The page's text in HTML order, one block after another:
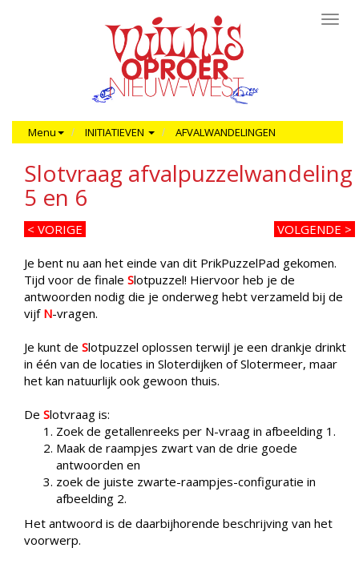
Menu INITIATIEVEN AFVALWANDELINGEN
Slotvraag afvalpuzzelwandeling
5 en 6
< VORIGE VOLGENDE >
Je bent nu aan het einde van dit PrikPuzzelPad gekomen.
Tijd voor de finale Slotpuzzel! Hiervoor heb je de
antwoorden nodig die je onderweg hebt verzameld bij de
vijf N-vragen.
Je kunt de Slotpuzzel oplossen terwijl je een drankje drinkt
in één van de locaties in Sloterdijken of Slotermeer, maar
het kan natuurlijk ook gewoon thuis.
De Slotvraag is:
Zoek de getallenreeks per N-vraag in afbeelding 1.
Maak de raampjes zwart van de drie goede
antwoorden en
zoek de juiste zwarte-raampjes-configuratie in
afbeelding 2.
Het antwoord is de daarbijhorende beschrijving van het
voorwerp.